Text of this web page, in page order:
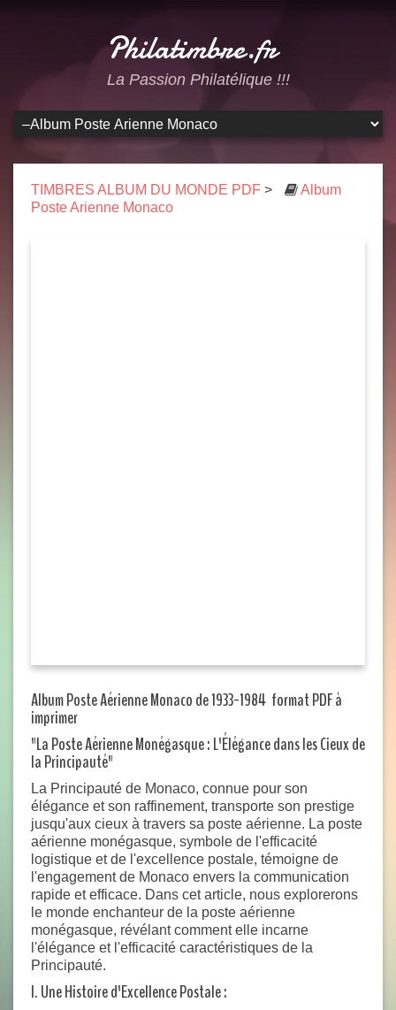
Philatimbre.fr
La Passion Philatélique !!!
TIMBRES ALBUM DU MONDE PDF >
Album
Poste Arienne Monaco
Album Poste Aérienne Monaco de 1933-1984 format PDF à
imprimer
"La Poste Aérienne Monégasque : L'Élégance dans les Cieux de
la Principauté"
La Principauté de Monaco, connue pour son
élégance et son raffinement, transporte son prestige
jusqu'aux cieux à travers sa poste aérienne. La poste
aérienne monégasque, symbole de l'efficacité
logistique et de l'excellence postale, témoigne de
l'engagement de Monaco envers la communication
rapide et efficace. Dans cet article, nous explorerons
le monde enchanteur de la poste aérienne
monégasque, révélant comment elle incarne
l'élégance et l'efficacité caractéristiques de la
Principauté.
I. Une Histoire d'Excellence Postale :